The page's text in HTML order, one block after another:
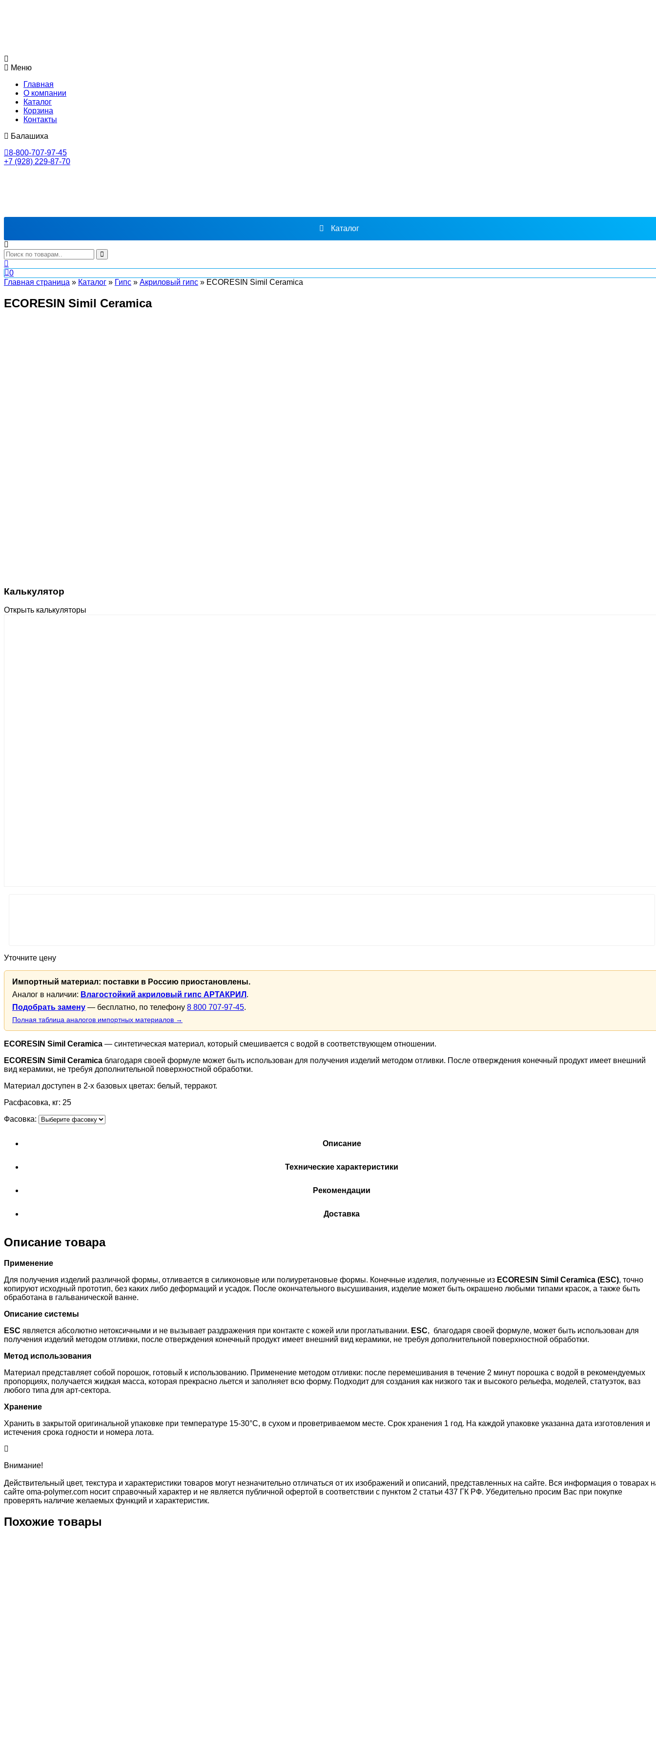
Меню
Главная
О компании
Каталог
Корзина
Контакты
Балашиха
8-800-707-97-45
+7 (928) 229-87-70
Каталог
0
Главная страница » Каталог » Гипс » Акриловый гипс » ECORESIN Simil Ceramica
ECORESIN Simil Ceramica
Калькулятор
Открыть калькуляторы
Уточните цену
Импортный материал: поставки в Россию приостановлены.
Аналог в наличии: Влагостойкий акриловый гипс АРТАКРИЛ .
Подобрать замену — бесплатно, по телефону 8 800 707-97-45.
Полная таблица аналогов импортных материалов →
ECORESIN Simil Ceramica — синтетическая материал, который смешивается с водой в соответствующем отношении.
ECORESIN Simil Ceramica благодаря своей формуле может быть использован для получения изделий методом отливки. После отверждения конечный продукт имеет внешний
вид керамики, не требуя дополнительной поверхностной обработки.
Материал доступен в 2-х базовых цветах: белый, терракот.
Расфасовка, кг: 25
Фасовка:
Описание
Технические характеристики
Рекомендации
Доставка
Описание товара
Применение
Для получения изделий различной формы, отливается в силиконовые или полиуретановые формы. Конечные изделия, полученные из ECORESIN Simil Ceramica (ESC), точно
копируют исходный прототип, без каких либо деформаций и усадок. После окончательного высушивания, изделие может быть окрашено любыми типами красок, а также быть
обработана в гальванической ванне.
Описание системы
ESC является абсолютно нетоксичными и не вызывает раздражения при контакте с кожей или проглатывании. ESC, благодаря своей формуле, может быть использован для
получения изделий методом отливки, после отверждения конечный продукт имеет внешний вид керамики, не требуя дополнительной поверхностной обработки.
Метод использования
Материал представляет собой порошок, готовый к использованию. Применение методом отливки: после перемешивания в течение 2 минут порошка с водой в рекомендуемых
пропорциях, получается жидкая масса, которая прекрасно льется и заполняет всю форму. Подходит для создания как низкого так и высокого рельефа, моделей, статуэток, ваз
любого типа для арт-сектора.
Хранение
Хранить в закрытой оригинальной упаковке при температуре 15-30°С, в сухом и проветриваемом месте. Срок хранения 1 год. На каждой упаковке указанна дата изготовления и
истечения срока годности и номера лота.
Внимание!
Действительный цвет, текстура и характеристики товаров могут незначительно отличаться от их изображений и описаний, представленных на сайте. Вся информация о товарах
сайте oma-polymer.com носит справочный характер и не является публичной офертой в соответствии с пунктом 2 статьи 437 ГК РФ. Убедительно просим Вас при покупке
проверять наличие желаемых функций и характеристик.
Похожие товары